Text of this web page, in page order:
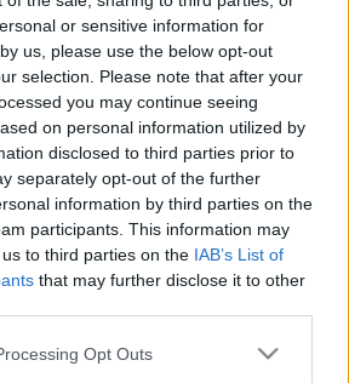
or sensitive information for
us, please use the below opt-out
selection. Please note that after your
you may continue seeing
on personal information utilized by
disclosed to third parties prior to
separately opt-out of the further
information by third parties on the
participants. This information may
to third parties on the IAB’s List of
that may further disclose it to other
website/app uses one or more Google
Opt Outs
az író mintegy 300 barátja
holdkeltekor, helyi idő
(közép-európai idő szerint
került sor, egy tűzijáték
a meghívottak a tivornyáiról is
mulattak egy közeli bárban.
új stílusú újságírás egyik
kötődött a 60-as évek